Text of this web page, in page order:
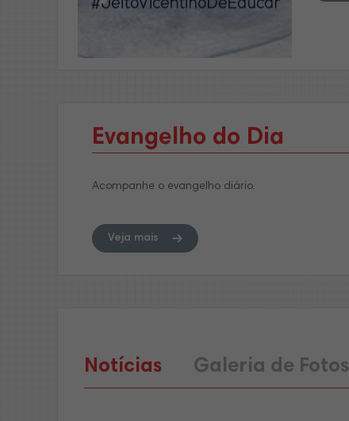
Evangelho do Dia
Acompanhe o evangelho diário.
Veja mais
Notícias Galeria de Fotos